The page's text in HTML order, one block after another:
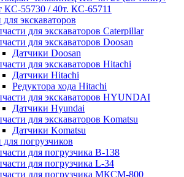
КС-55730 / 40т. КС-65711
для экскаваторов
для экскаваторов Caterpillar
для экскаваторов Doosan
Датчики Doosan
для экскаваторов Hitachi
Датчики Hitachi
Редуктора хода Hitachi
для экскаваторов HYUNDAI
Датчики Hyundai
для экскаваторов Komatsu
Датчики Komatsu
для погрузчиков
для погрузчика B-138
для погрузчика L-34
для погрузчика МКСМ-800